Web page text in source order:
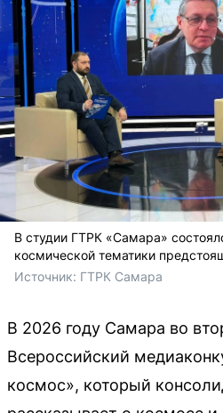
В студии ГТРК «Самара»
космической тематики
Источник: ГТРК Самара
В 2026 году Самара во
Всероссийский
космос», который